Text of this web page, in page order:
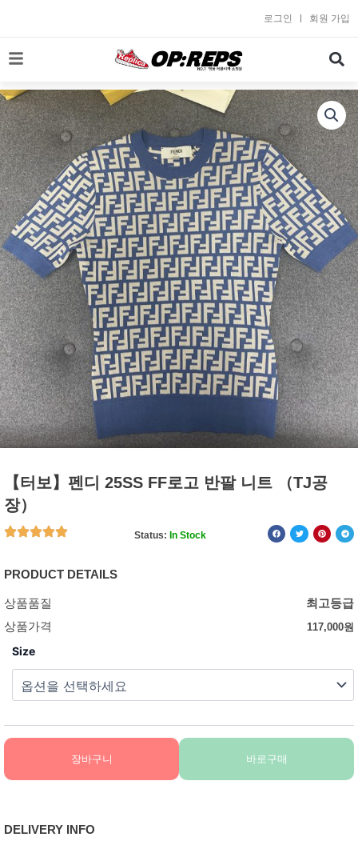
로
너
뛰
기
로그인 회원 가입
【터보】펜디 25SS FF로고 반팔 니트 （TJ공
장）
Status: In Stock
PRODUCT DETAILS
상품품질
최고등급
상품가격
117,000원
Size
장바구니 바로구매
DELIVERY INFO